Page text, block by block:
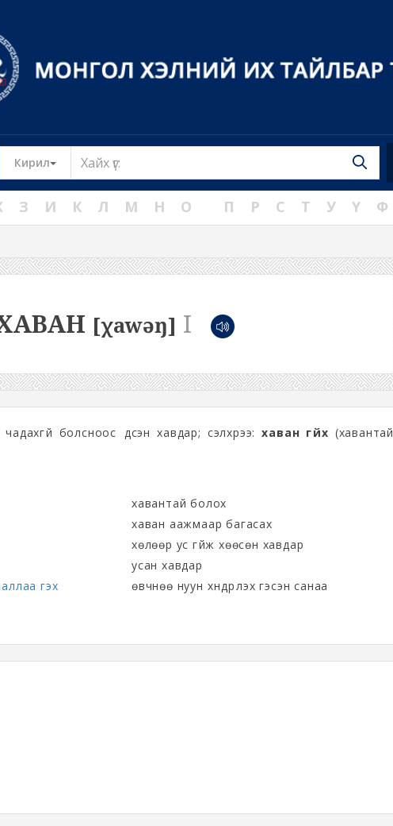
Кирил Toggle Dropdown
З И К Л М Н О П Р С Т У Ү Ф
[χawəŋ] I
болсноос үүдсэн хавдар; сэлхрээ:хаван гүйх (хавантай
хавантай болох
хаван аажмаар багасах
хөлөөр ус гүйж хөөсөн хавдар
усан хавдар
гэх
өвчнөө нуун хүндрүүлэх гэсэн санаа